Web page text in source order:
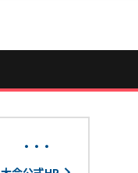
more_horiz